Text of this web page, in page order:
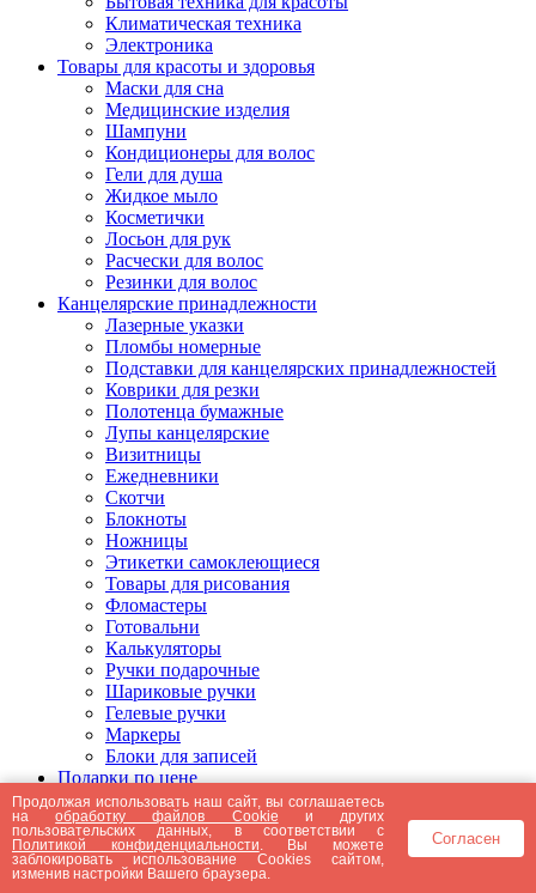
Климатическая техника
Электроника
Товары для красоты и здоровья
Маски для сна
Медицинские изделия
Шампуни
Кондиционеры для волос
Гели для душа
Жидкое мыло
Косметички
Лосьон для рук
Расчески для волос
Резинки для волос
Канцелярские принадлежности
Лазерные указки
Пломбы номерные
Подставки для канцелярских принадлежностей
Коврики для резки
Полотенца бумажные
Лупы канцелярские
Визитницы
Ежедневники
Скотчи
Блокноты
Ножницы
Этикетки самоклеющиеся
Товары для рисования
Фломастеры
Готовальни
Калькуляторы
Ручки подарочные
Шариковые ручки
Гелевые ручки
Маркеры
Блоки для записей
Подарки по цене
Подарки от 5000 рублей
Подарки до 5000 рублей
Подарки до 3000 рублей
Подарки до 2000 рублей
Подарки до 1000 рублей
Продолжая использовать наш сайт, вы соглашаетесь
наобработку файлов Cookie и других
пользовательских данных, в соответствии с
Политикой конфиденциальности . Вы можете
заблокировать использование Cookies сайтом,
изменив настройки Вашего браузера.
Согласен